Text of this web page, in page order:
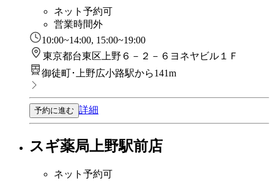
ネット予約可
営業時間外
10:00~14:00, 15:00~19:00
東京都台東区上野６－２－６ヨネヤビル１Ｆ
御徒町･上野広小路駅から141m
予約に進む 詳細
スギ薬局上野駅前店
ネット予約可